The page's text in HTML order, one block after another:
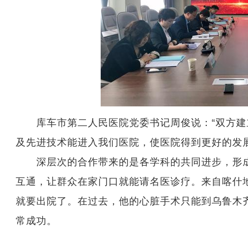
库车市第二人民医院党委书记周俊说：“双方建
及先进技术能进入我们医院，使医院得到更好的发
深层次的合作带来的是各学科的共同进步，形
互通，让群众在家门口就能请名医诊疗。来自喀
就要出院了。在过去，他的心脏手术只能到乌鲁
常成功。